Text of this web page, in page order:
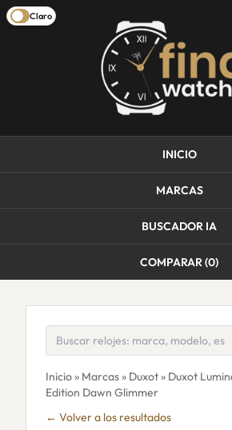
Claro
INICIO
MARCAS
BUSCADOR IA
COMPARAR (0)
Inicio» Marcas» Duxot» Duxot
Edition Dawn Glimmer
← Volver a los resultados